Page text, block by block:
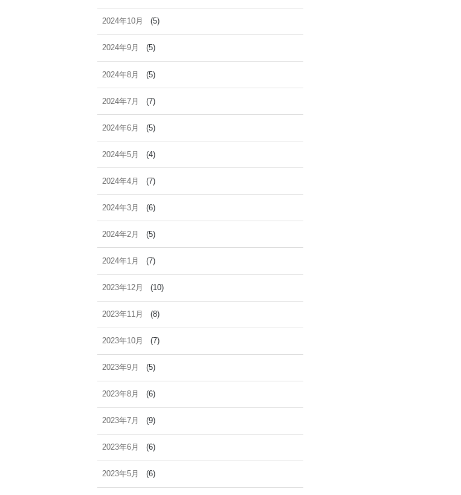
2024年10月 (5)
2024年9月 (5)
2024年8月 (5)
2024年7月 (7)
2024年6月 (5)
2024年5月 (4)
2024年4月 (7)
2024年3月 (6)
2024年2月 (5)
2024年1月 (7)
2023年12月 (10)
2023年11月 (8)
2023年10月 (7)
2023年9月 (5)
2023年8月 (6)
2023年7月 (9)
2023年6月 (6)
2023年5月 (6)